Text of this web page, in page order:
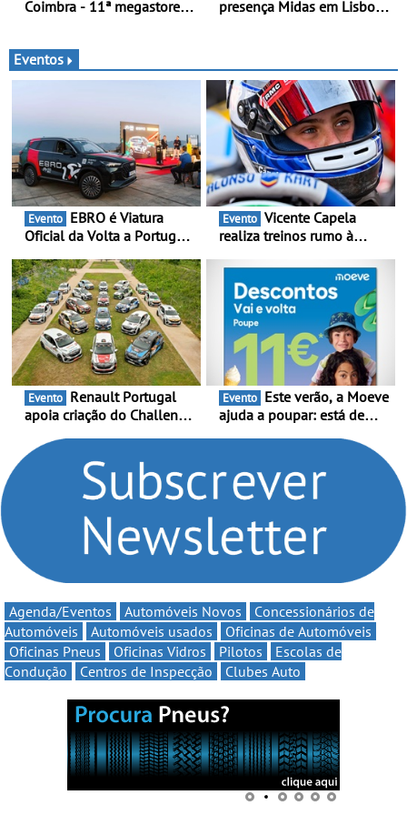
Coimbra - 11ª megastore
presença Midas em Lisboa
Eventos
Evento
Oficial da Volta a Portugal
presença nacional ao lado
da mítica prova de ciclismo
e leva a sua gama SUV
multi-energia às estradas
de Portugal
Evento
realiza treinos rumo à
Portugal Karting e mira boa
estreia - O Campeonato
Portugal Karting 2026
decorre entre 1 de Março e
6 de Setembro
Evento
apoia criação do Challenge
compromisso com o
automobilismo nacional
continua em 2026
Evento
ajuda a poupar: está de
Volta” com descontos de
Agenda/Eventos Automóveis Novos
Concessionários de
Automóveis
Automóveis usados
Oficinas de Automóveis
Oficinas Pneus
Oficinas Vidros Pilotos
Escolas de
Condução
Centros de Inspecção Clubes Auto